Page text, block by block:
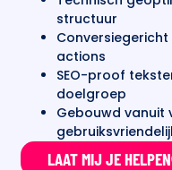
structuur
actions
SEO-proof
doelgroep
Gebouwd vanuit
LAAT MIJ JE HELPEN